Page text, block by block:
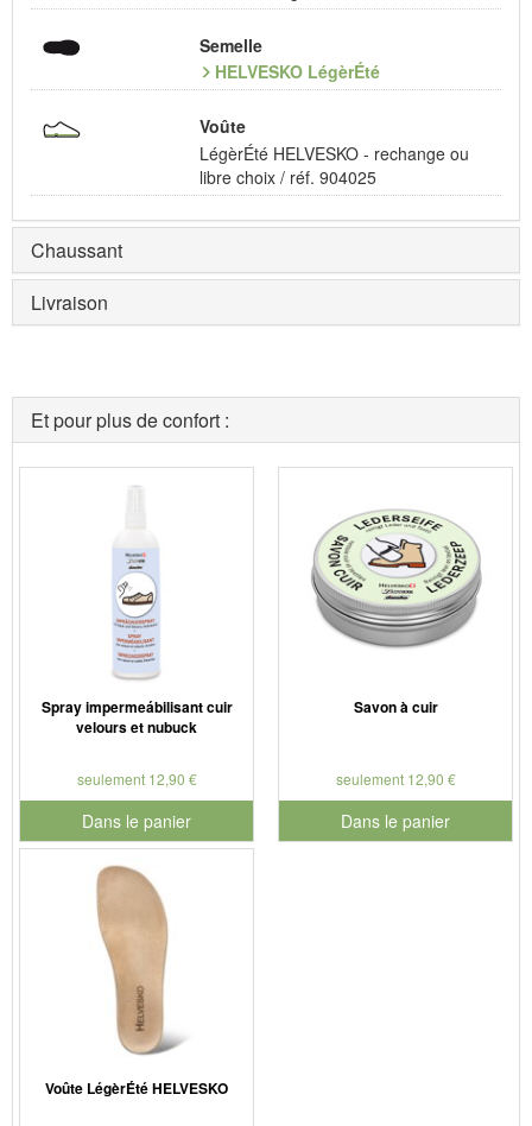
Semelle
HELVESKO LégèrÉté
Voûte
LégèrÉté HELVESKO - rechange ou
libre choix / réf. 904025
Chaussant
Livraison
Et pour plus de confort :
Spray impermeábilisant cuir
velours et nubuck
seulement 12,90 €
Dans le panier
pour le numéro de produit 901179
Savon à cuir
seulement 12,90 €
Dans le panier
pour le numéro de produit
Voûte LégèrÉté HELVESKO